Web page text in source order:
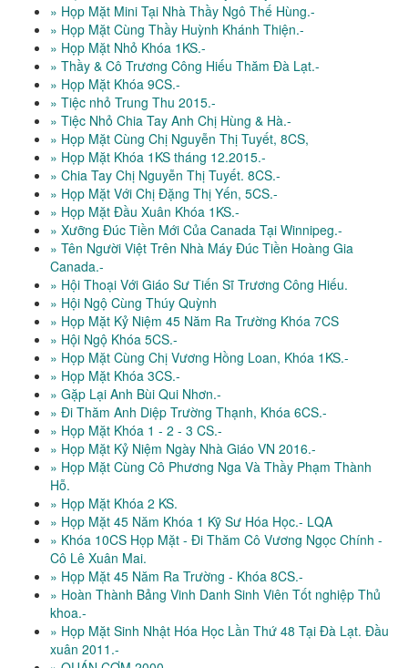
» Họp Mặt Mini Tại Nhà Thầy Ngô Thế Hùng.-
» Họp Mặt Cùng Thầy Huỳnh Khánh Thiện.-
» Họp Mặt Nhỏ Khóa 1KS.-
» Thầy & Cô Trương Công Hiếu Thăm Đà Lạt.-
» Họp Mặt Khóa 9CS.-
» Tiệc nhỏ Trung Thu 2015.-
» Tiệc Nhỏ Chia Tay Anh Chị Hùng & Hà.-
» Họp Mặt Cùng Chị Nguyễn Thị Tuyết, 8CS,
» Họp Mặt Khóa 1KS tháng 12.2015.-
» Chia Tay Chị Nguyễn Thị Tuyết. 8CS.-
» Họp Mặt Với Chị Đặng Thị Yến, 5CS.-
» Họp Mặt Đầu Xuân Khóa 1KS.-
» Xưỡng Đúc Tiền Mới Của Canada Tại Winnipeg.-
» Tên Người Việt Trên Nhà Máy Đúc Tiền Hoàng Gia
Canada.-
» Hội Thoại Với Giáo Sư Tiến Sĩ Trương Công Hiếu.
» Hội Ngộ Cùng Thúy Quỳnh
» Họp Mặt Kỷ Niệm 45 Năm Ra Trường Khóa 7CS
» Hội Ngộ Khóa 5CS.-
» Họp Mặt Cùng Chị Vương Hồng Loan, Khóa 1KS.-
» Họp Mặt Khóa 3CS.-
» Gặp Lại Anh Bùi Qui Nhơn.-
» Đi Thăm Anh Diệp Trường Thạnh, Khóa 6CS.-
» Họp Mặt Khóa 1 - 2 - 3 CS.-
» Họp Mặt Kỷ Niệm Ngày Nhà Giáo VN 2016.-
» Họp Mặt Cùng Cô Phương Nga Và Thầy Phạm Thành
Hỗ.
» Họp Mặt Khóa 2 KS.
» Họp Mặt 45 Năm Khóa 1 Kỹ Sư Hóa Học.- LQA
» Khóa 10CS Họp Mặt - Đi Thăm Cô Vương Ngọc Chính -
Cô Lê Xuân Mai.
» Họp Mặt 45 Năm Ra Trường - Khóa 8CS.-
» Hoàn Thành Bảng Vinh Danh Sinh Viên Tốt nghiệp Thủ
khoa.-
» Họp Mặt Sinh Nhật Hóa Học Lần Thứ 48 Tại Đà Lạt. Đầu
xuân 2011.-